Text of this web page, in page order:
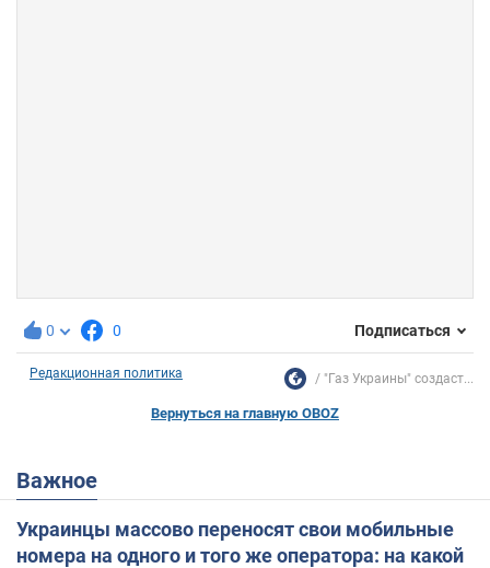
0 0 Подписаться
Редакционная политика "Газ Украины" создаст...
Вернуться на главную OBOZ
Важное
Украинцы массово переносят свои мобильные
номера на одного и того же оператора: на какой